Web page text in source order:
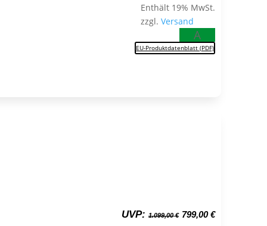
Enthält 19% MwSt.
zzgl. Versand
A
EU-Produktdatenblatt (PDF)
UVP: 1.099,00€ Ursprünglicher
799,00€Aktueller